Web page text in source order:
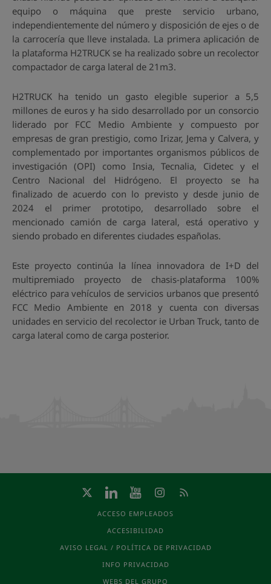
equipo o máquina que preste servicio urbano,
independientemente del número y disposición de ejes o de
la carrocería que lleve instalada. La primera aplicación de
la plataforma H2TRUCK se ha realizado sobre un recolector
compactador de carga lateral de 21m3.
H2TRUCK ha tenido un gasto elegible superior a 5,5
millones de euros y ha sido desarrollado por un consorcio
liderado por FCC Medio Ambiente y compuesto por
empresas de gran prestigio, como Irizar, Jema y Calvera, y
complementado por importantes organismos públicos de
investigación (OPI) como Insia, Tecnalia, Cidetec y el
Centro Nacional del Hidrógeno. El proyecto se ha
finalizado de acuerdo con lo previsto y desde junio de
2024 el primer prototipo, desarrollado sobre el
mencionado camión de carga lateral, está operativo y
siendo probado en diferentes ciudades españolas.
Este proyecto continúa la línea innovadora de I+D del
multipremiado proyecto de chasis-plataforma 100%
eléctrico para vehículos de servicios urbanos que presentó
FCC Medio Ambiente en 2018 y cuenta con diversas
unidades en servicio del recolector ie Urban Truck, tanto de
carga lateral como de carga posterior.
ACCESO EMPLEADOS
ACCESIBILIDAD
AVISO LEGAL / POLÍTICA DE PRIVACIDAD
INFO PRIVACIDAD
WEBS DEL GRUPO